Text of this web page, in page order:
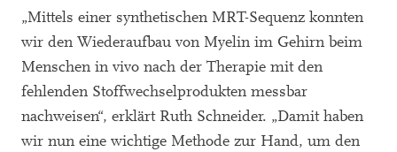
„Mittels einer synthetischen MRT-Sequenz konnten
wir den Wiederaufbau von Myelin im Gehirn beim
Menschen in vivo nach der Therapie mit den
fehlenden Stoffwechselprodukten messbar
nachweisen“, erklärt Ruth Schneider. „Damit haben
wir nun eine wichtige Methode zur Hand, um den